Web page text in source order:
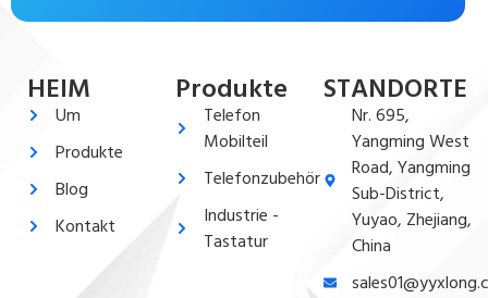
HEIM
Um
Produkte
Blog
Kontakt
Produkte
Telefon
Mobilteil
Telefonzubehör
Industrie -
Tastatur
STANDORTE
Nr. 695,
Yangming West
Road, Yangming
Sub-District,
Yuyao, Zhejiang,
China